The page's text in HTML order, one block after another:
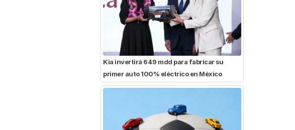
Kia invertirá 649 mdd para fabricar su
primer auto 100% eléctrico en México